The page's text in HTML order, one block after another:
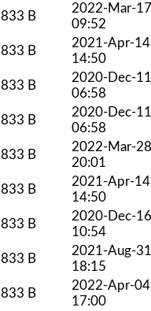
833 B
2022-Mar-17
09:52
833 B
2021-Apr-14
14:50
833 B
2020-Dec-11
06:58
833 B
2020-Dec-11
06:58
833 B
2022-Mar-28
20:01
833 B
2021-Apr-14
14:50
833 B
2020-Dec-16
10:54
833 B
2021-Aug-31
18:15
833 B
2022-Apr-04
17:00